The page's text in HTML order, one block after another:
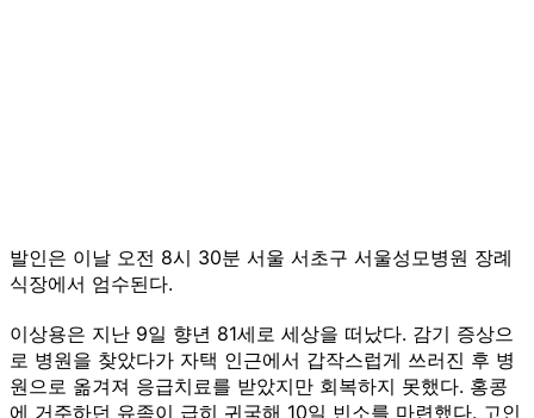
발인은 이날 오전 8시 30분 서울 서초구 서울성모병원 장례
식장에서 엄수된다.
이상용은 지난 9일 향년 81세로 세상을 떠났다. 감기 증상으
로 병원을 찾았다가 자택 인근에서 갑작스럽게 쓰러진 후 병
원으로 옮겨져 응급치료를 받았지만 회복하지 못했다. 홍콩
에 거주하던 유족이 급히 귀국해 10일 빈소를 마련했다. 고인